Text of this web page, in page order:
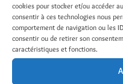
cookies pour stocker et/ou accéder
consentir à ces technologies nous
comportement de navigation ou les
consentir ou de retirer son
caractéristiques et fonctions.
10 years and + à
children
creative